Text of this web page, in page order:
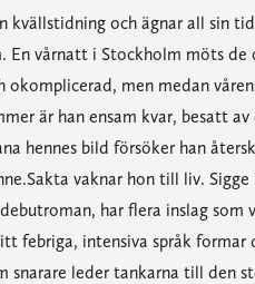
kvällstidning och ägnar all sin
En vårnatt i Stockholm möts
men medan
är han ensam kvar, besatt
hennes bild försöker han
vaknar hon till liv.
har flera inslag som
febriga, intensiva språk formar
snarare leder tankarna till den